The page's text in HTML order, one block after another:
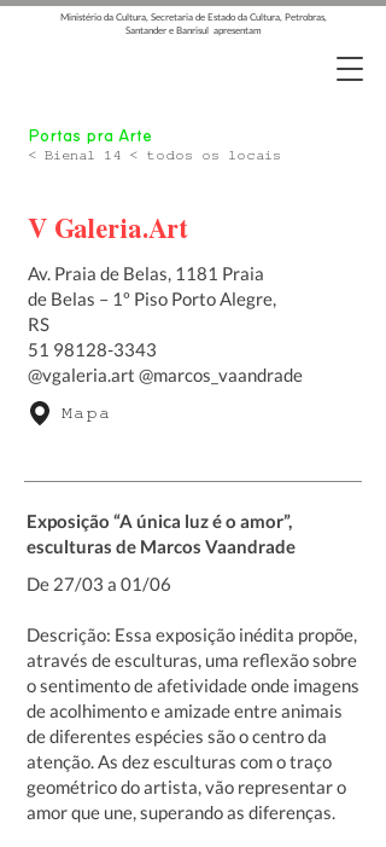
Ministério da Cultura, Secretaria de Estado da Cultura, Petrobras,
Santander e Banrisul apresentam
< Bienal 14 < todos os locais
Portas pra Arte
V Galeria.Art
Av. Praia de Belas, 1181 Praia
de Belas – 1º Piso Porto Alegre,
RS
51 98128-3343
@vgaleria.art @marcos_vaandrade
Mapa
Exposição “A única luz é o amor”,
esculturas de Marcos Vaandrade
De 27/03 a 01/06
Descrição: Essa exposição inédita propõe,
através de esculturas, uma reflexão sobre
o sentimento de afetividade onde imagens
de acolhimento e amizade entre animais
de diferentes espécies são o centro da
atenção. As dez esculturas com o traço
geométrico do artista, vão representar o
amor que une, superando as diferenças.